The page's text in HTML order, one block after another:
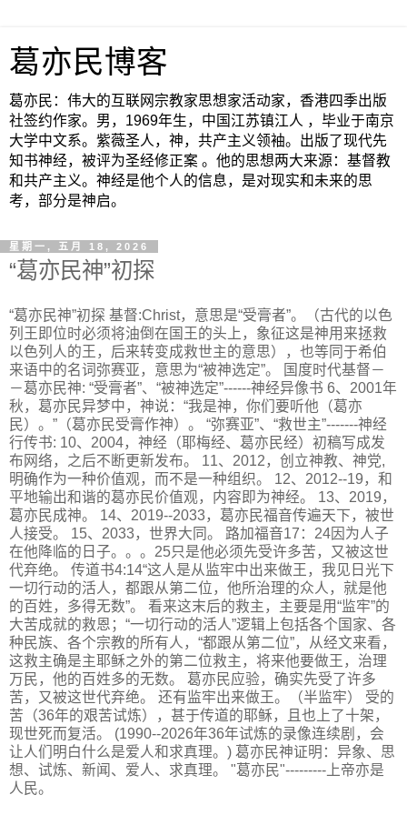
葛亦民博客
葛亦民：伟大的互联网宗教家思想家活动家，香港四季出版
社签约作家。男，1969年生，中国江苏镇江人 ，毕业于南京
大学中文系。紫薇圣人，神，共产主义领袖。出版了现代先
知书神经，被评为圣经修正案 。他的思想两大来源：基督教
和共产主义。神经是他个人的信息，是对现实和未来的思
考，部分是神启。
星期一, 五月 18, 2026
“葛亦民神”初探
“葛亦民神”初探 基督:Christ，意思是“受膏者”。（古代的以色
列王即位时必须将油倒在国王的头上，象征这是神用来拯救
以色列人的王，后来转变成救世主的意思），也等同于希伯
来语中的名词弥赛亚，意思为“被神选定”。 国度时代基督－
－葛亦民神: “受膏者”、“被神选定”------神经异像书 6、2001年
秋，葛亦民异梦中，神说：“我是神，你们要听他（葛亦
民）。”（葛亦民受膏作神）。 “弥赛亚”、“救世主”-------神经
行传书: 10、2004，神经（耶梅经、葛亦民经）初稿写成发
布网络，之后不断更新发布。 11、2012，创立神教、神党,
明确作为一种价值观，而不是一种组织。 12、2012--19，和
平地输出和谐的葛亦民价值观，内容即为神经。 13、2019，
葛亦民成神。 14、2019--2033，葛亦民福音传遍天下，被世
人接受。 15、2033，世界大同。 路加福音17：24因为人子
在他降临的日子。。。25只是他必须先受许多苦，又被这世
代弃绝。 传道书4:14“这人是从监牢中出来做王，我见日光下
一切行动的活人，都跟从第二位，他所治理的众人，就是他
的百姓，多得无数”。 看来这末后的救主，主要是用“监牢”的
大苦成就的救恩；“一切行动的活人”逻辑上包括各个国家、各
种民族、各个宗教的所有人，“都跟从第二位”，从经文来看，
这救主确是主耶稣之外的第二位救主，将来他要做王，治理
万民，他的百姓多的无数。 葛亦民应验，确实先受了许多
苦，又被这世代弃绝。 还有监牢出来做王。（半监牢） 受的
苦（36年的艰苦试炼），甚于传道的耶稣，且也上了十架，
现世死而复活。 (1990--2026年36年试炼的录像连续剧，会
让人们明白什么是爱人和求真理。) 葛亦民神证明：异象、思
想、试炼、新闻、爱人、求真理。 "葛亦民"---------上帝亦是
人民。